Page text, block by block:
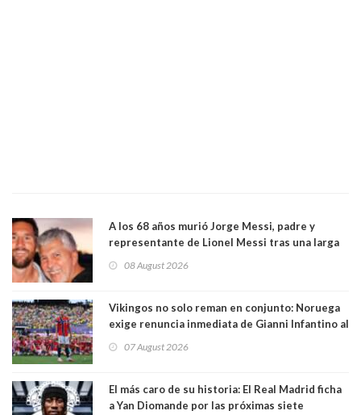
A los 68 años murió Jorge Messi, padre y
representante de Lionel Messi tras una larga
08 August 2026
Vikingos no solo reman en conjunto: Noruega
exige renuncia inmediata de Gianni Infantino al
07 August 2026
El más caro de su historia: El Real Madrid ficha
a Yan Diomande por las próximas siete